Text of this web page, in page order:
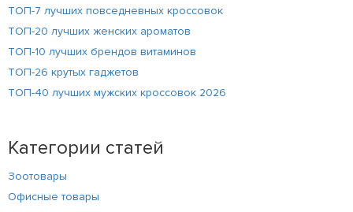
ТОП-7 лучших повседневных кроссовок
ТОП-20 лучших женских ароматов
ТОП-10 лучших брендов витаминов
ТОП-26 крутых гаджетов
ТОП-40 лучших мужских кроссовок 2026
Категории статей
Зоотовары
Офисные товары